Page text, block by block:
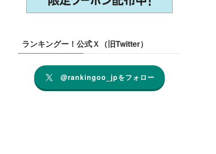
ランキングー！公式Ｘ（旧Twitter）
@rankingoo_jpをフォロー